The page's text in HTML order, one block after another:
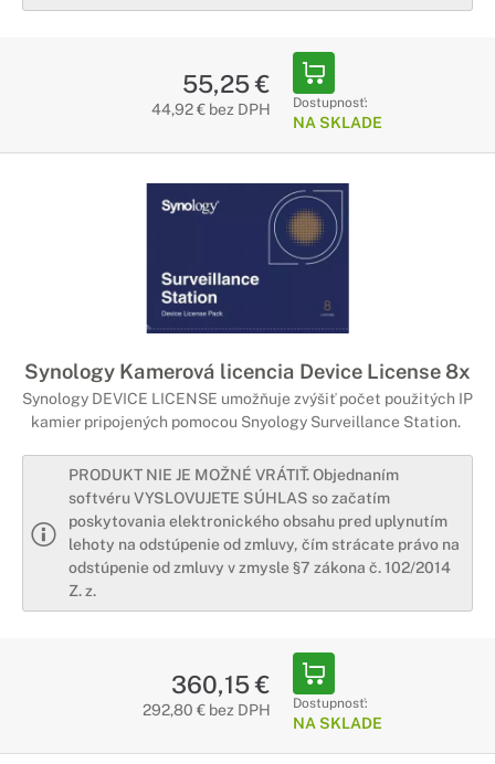
55,25 €
44,92 € bez DPH Dostupnosť:
NA SKLADE
Synology Kamerová licencia Device License 8x
Synology DEVICE LICENSE umožňuje zvýšiť počet použitých IP
kamier pripojených pomocou Snyology Surveillance Station.
PRODUKT NIE JE MOŽNÉ VRÁTIŤ. Objednaním
softvéru VYSLOVUJETE SÚHLAS so začatím
poskytovania elektronického obsahu pred uplynutím
lehoty na odstúpenie od zmluvy, čím strácate právo na
odstúpenie od zmluvy v zmysle §7 zákona č. 102/2014
Z. z.
360,15 €
292,80 € bez DPH Dostupnosť:
NA SKLADE